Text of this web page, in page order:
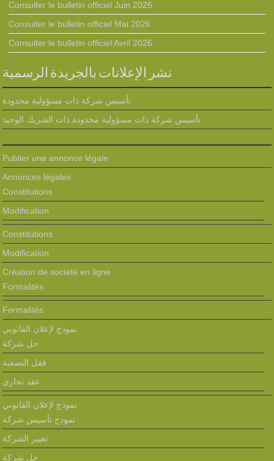
Consulter le bulletin officiel Juin 2026
Consulter le bulletin officiel Mai 2026
Consulter le bulletin officiel Avril 2026
نشر الإعلانات بالجريدة الرسمية
تأسيس شركة ذات مسؤولية محدودة
تأسيس شركة ذات مسؤولية محدودة ذات الشريك الوحيد
Publier une annonce légale
Annonces légales
Constitutions
Modification
Constitutions
Modification
Création de société en ligne
Formalités
Formalités
نموذج لإعلان القانوني
حل شركة
قفل التصفية
عقد تجاري
نموذج لإعلان القانوني
نمودج تأسيس شركة
تغيير الشركة
حل شركة